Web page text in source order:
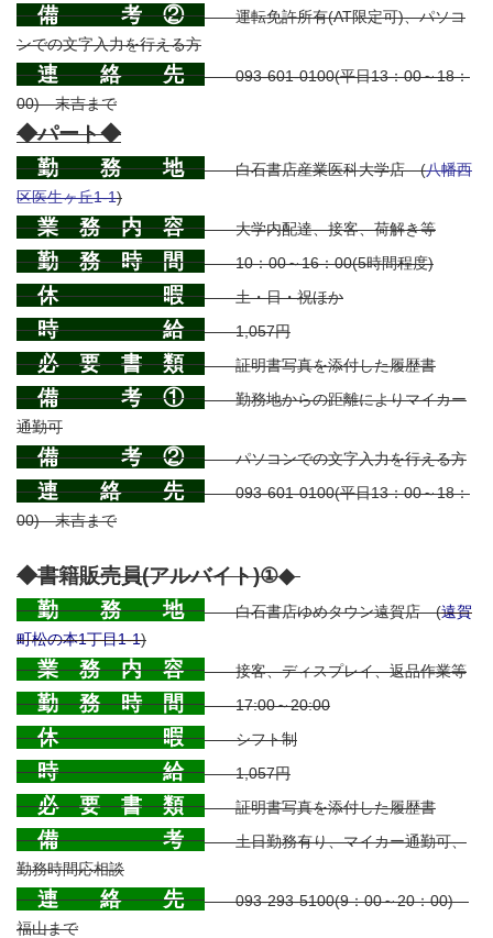
備 考 ②運転免許所有(AT限定可)、パソコ
ンでの文字入力を行える方
連 絡 先093-601-0100(平日13：00～18：
00) 末吉まで
◆パート◆
勤 務 地白石書店産業医科大学店 (八幡西
区医生ヶ丘1-1)
業 務 内 容大学内配達、接客、荷解き等
勤 務 時 間10：00～16：00(5時間程度)
休 暇土・日・祝ほか
時 給1,057円
必 要 書 類証明書写真を添付した履歴書
備 考 ①勤務地からの距離によりマイカー
通勤可
備 考 ②パソコンでの文字入力を行える方
連 絡 先093-601-0100(平日13：00～18：
00) 末吉まで
◆書籍販売員(アルバイト)①◆.
勤 務 地白石書店ゆめタウン遠賀店 (遠賀
町松の本1丁目1-1)
業 務 内 容接客、ディスプレイ、返品作業等
勤 務 時 間17:00～20:00
休 暇シフト制
時 給1,057円
必 要 書 類証明書写真を添付した履歴書
備 考土日勤務有り、マイカー通勤可、
勤務時間応相談
連 絡 先093-293-5100(9：00～20：00)
福山まで